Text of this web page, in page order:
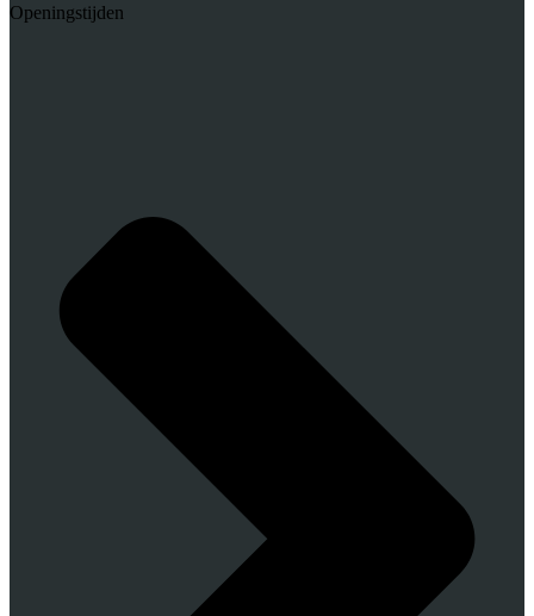
Openingstijden